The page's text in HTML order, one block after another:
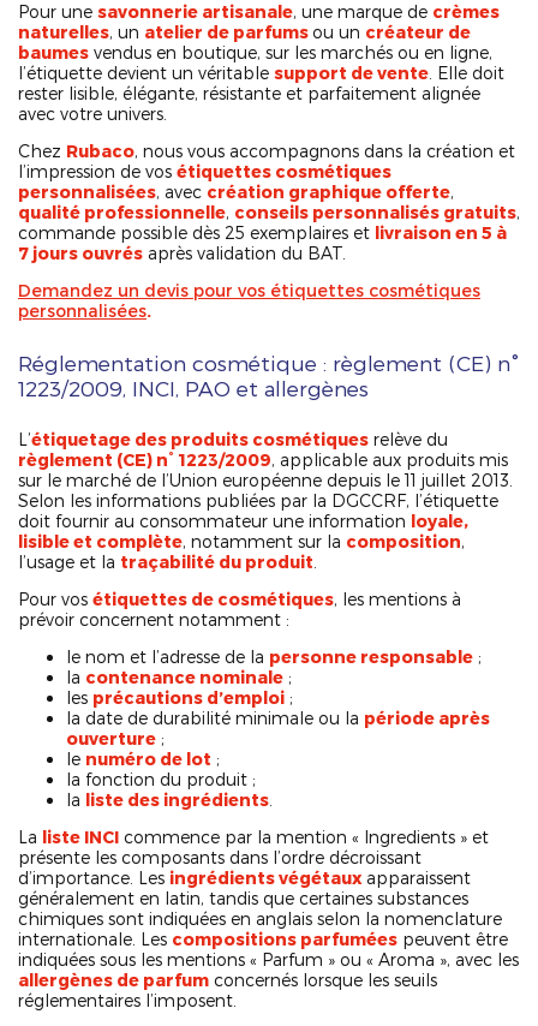
Pour une savonnerie artisanale, une marque de crèmes
naturelles, un atelier de parfums ou un créateur de
baumes vendus en boutique, sur les marchés ou en ligne,
l’étiquette devient un véritable support de vente . Elle doit
rester lisible, élégante, résistante et parfaitement alignée
avec votre univers.
Chez Rubaco, nous vous accompagnons dans la création et
l’impression de vos étiquettes cosmétiques
personnalisées, avec création graphique offerte,
qualité professionnelle, conseils personnalisés gratuits,
commande possible dès 25 exemplaires et livraison en 5 à
7 jours ouvrés après validation du BAT.
Demandez un devis pour vos étiquettes cosmétiques
personnalisées.
Réglementation cosmétique : règlement (CE) n°
1223/2009, INCI, PAO et allergènes
L’étiquetage des produits cosmétiques relève du
règlement (CE) n° 1223/2009, applicable aux produits mis
sur le marché de l’Union européenne depuis le 11 juillet 2013.
Selon les informations publiées par la DGCCRF, l’étiquette
doit fournir au consommateur une information loyale,
lisible et complète, notamment sur la composition,
l’usage et la traçabilité du produit
Pour vos étiquettes de cosmétiques, les mentions à
prévoir concernent notamment :
le nom et l’adresse de la personne responsable ;
la contenance nominale ;
les précautions d’emploi ;
la date de durabilité minimale ou la période après
ouverture ;
le numéro de lot ;
la fonction du produit ;
la liste des ingrédients
La liste INCI commence par la mention « Ingredients » et
présente les composants dans l’ordre décroissant
d’importance. Les ingrédients végétaux apparaissent
généralement en latin, tandis que certaines substances
chimiques sont indiquées en anglais selon la nomenclature
internationale. Les compositions parfumées peuvent être
indiquées sous les mentions « Parfum » ou « Aroma », avec les
allergènes de parfum concernés lorsque les seuils
réglementaires l’imposent.